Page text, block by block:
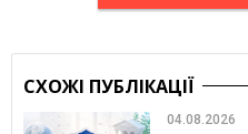
СХОЖІ ПУБЛІКАЦІЇ
04.08.2026